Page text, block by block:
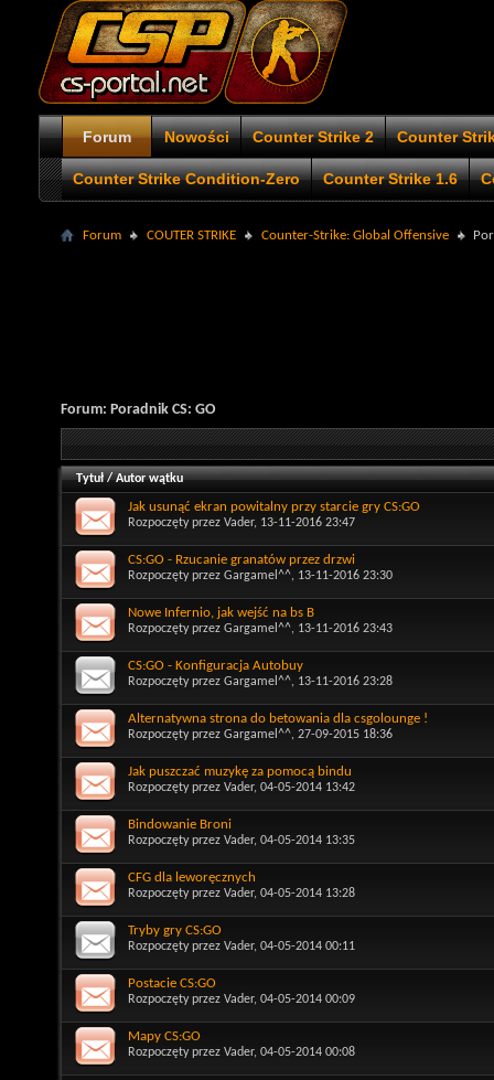
Forum Nowości Counter Strike 2 Counter
Counter Strike Condition-Zero Counter Strike 1.6
Forum COUTER STRIKE Counter-Strike: Global Offensive
Forum: Poradnik CS: GO
Tytuł/Autor wątku
Jak usunąć ekran powitalny przy starcie gry CS:GO
Rozpoczęty przez Vader, 13-11-2016 23:47
CS:GO - Rzucanie granatów przez drzwi
Rozpoczęty przez Gargamel^^, 13-11-2016 23:30
Nowe Infernio, jak wejść na bs B
Rozpoczęty przez Gargamel^^, 13-11-2016 23:43
CS:GO - Konfiguracja Autobuy
Rozpoczęty przez Gargamel^^, 13-11-2016 23:28
Alternatywna strona do betowania dla csgolounge !
Rozpoczęty przez Gargamel^^, 27-09-2015 18:36
Jak puszczać muzykę za pomocą bindu
Rozpoczęty przez Vader, 04-05-2014 13:42
Bindowanie Broni
Rozpoczęty przez Vader, 04-05-2014 13:35
CFG dla leworęcznych
Rozpoczęty przez Vader, 04-05-2014 13:28
Tryby gry CS:GO
Rozpoczęty przez Vader, 04-05-2014 00:11
Postacie CS:GO
Rozpoczęty przez Vader, 04-05-2014 00:09
Mapy CS:GO
Rozpoczęty przez Vader, 04-05-2014 00:08